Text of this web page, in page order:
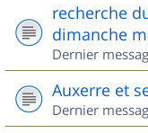
recherche
dimanche
Dernier
Auxerre et
Dernier